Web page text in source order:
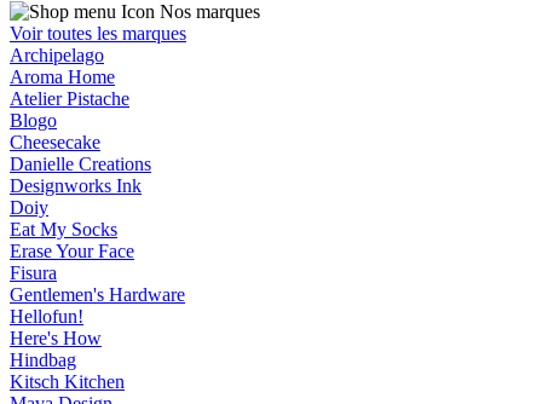
Nos marques
Voir toutes les marques
Archipelago
Aroma Home
Atelier Pistache
Blogo
Cheesecake
Danielle Creations
Designworks Ink
Doiy
Eat My Socks
Erase Your Face
Fisura
Gentlemen's Hardware
Hellofun!
Here's How
Hindbag
Kitsch Kitchen